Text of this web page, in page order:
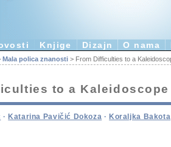
Knjige Dizajn O nama
Mala polica znanosti > From Difficulties to a
to a
· Katarina Pavičić Dokoza · Koraljka Bakota